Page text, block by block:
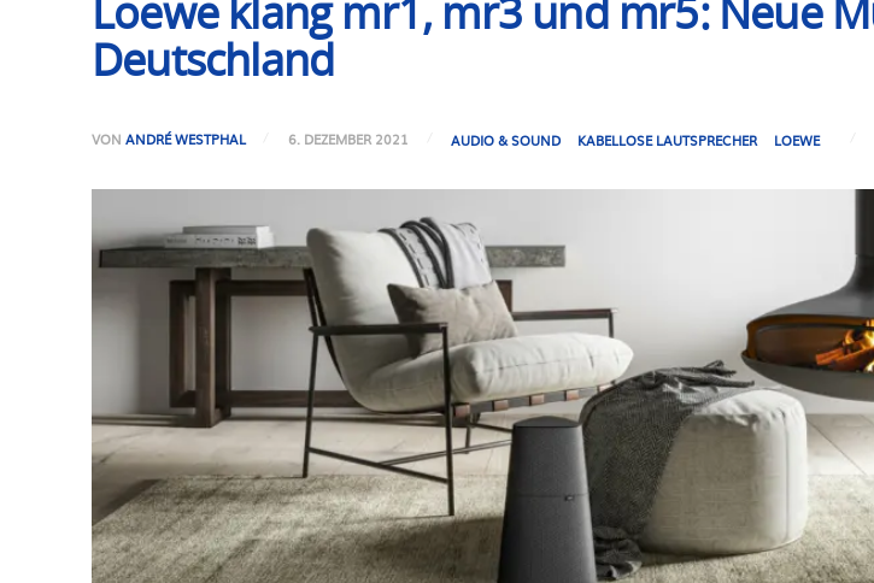
Loewe klang mr1, mr3 und mr5: Neue
Deutschland
VON ANDRÉ WESTPHAL 6. DEZEMBER 2021 AUDIO & SOUND KABELLOSE LAUTSPRECHER LOEWE